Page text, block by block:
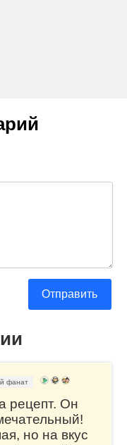
Отправить
фанат
рецепт. Он
но на вкус